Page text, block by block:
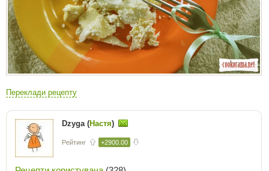
Переклади рецепту
Dzyga (Настя)
Рейтинг +2900.00